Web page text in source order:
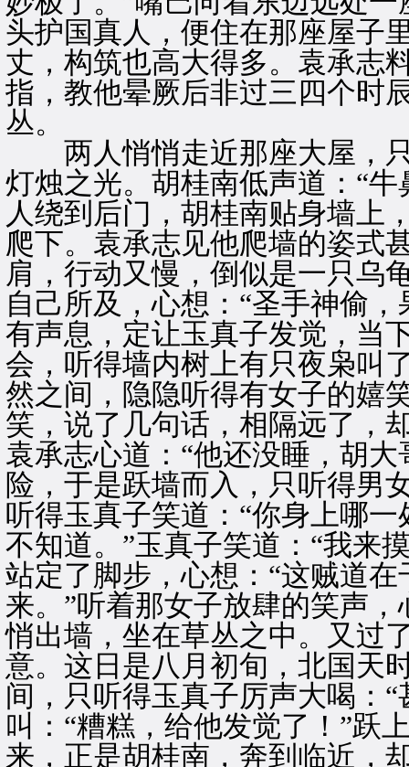
头护国真人，便住在那座屋子
丈，构筑也高大得多。袁承志
指，教他晕厥后非过三四个时
丛。
两人悄悄走近那座大屋，只
灯烛之光。胡桂南低声道：“
人绕到后门，胡桂南贴身墙上
爬下。袁承志见他爬墙的姿式
肩，行动又慢，倒似是一只乌
自己所及，心想：“圣手神偷
有声息，定让玉真子发觉，当
会，听得墙内树上有只夜枭叫
然之间，隐隐听得有女子的嬉
笑，说了几句话，相隔远了，
袁承志心道：“他还没睡，胡
险，于是跃墙而入，只听得男
听得玉真子笑道：“你身上哪
不知道。”玉真子笑道：“我来
站定了脚步，心想：“这贼道
来。”听着那女子放肆的笑声
悄出墙，坐在草丛之中。又过
意。这日是八月初旬，北国天
间，只听得玉真子厉声大喝：
叫：“糟糕，给他发觉了！”跃
来，正是胡桂南，奔到临近，